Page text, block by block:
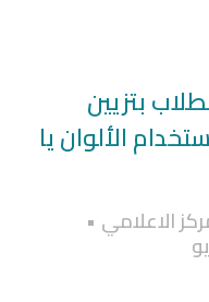
بتزيين
الألوان يا
الاعلامي •